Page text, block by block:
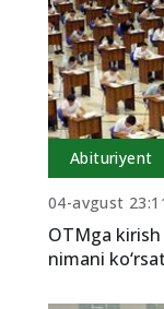
Abituriyent
04-avgust
OTMga
nimani